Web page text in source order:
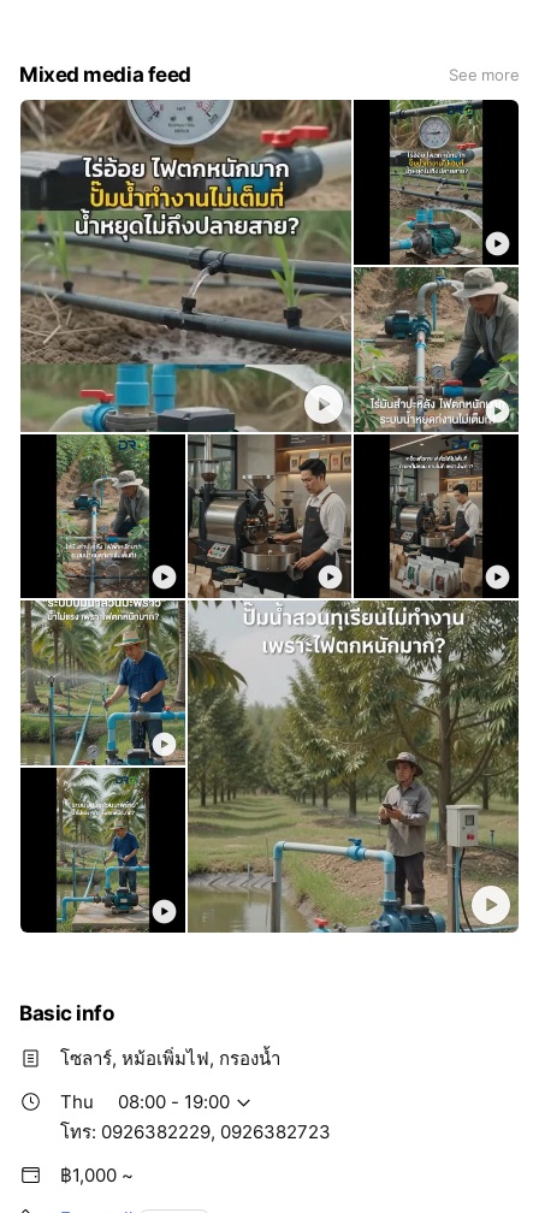
Mixed media feed See more
Basic info
โซลาร์, หม้อเพิ่มไฟ, กรองน้ำ
Thu
08:00 - 19:00
โทร: 0926382229, 0926382723
฿1,000 ~